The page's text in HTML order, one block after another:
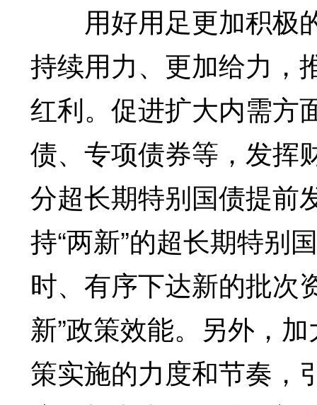
用好用足更加积极
持续用力、更加给力，
红利。促进扩大内需方
债、专项债券等，发挥
分超长期特别国债提前
持“两新”的超长期特别
时、有序下达新的批次
新”政策效能。另外，
策实施的力度和节奏，